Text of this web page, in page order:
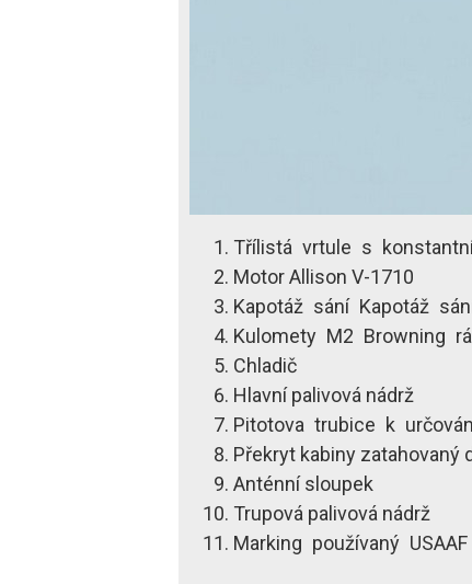
Třílistá vrtule s
Motor Allison V-1710
Kapotáž sání Kapotáž
Kulomety M2 Browning
Chladič
Hlavní palivová nádrž
Pitotova trubice k
Překryt kabiny zatahovaný
Anténní sloupek
Trupová palivová nádrž
Marking používaný